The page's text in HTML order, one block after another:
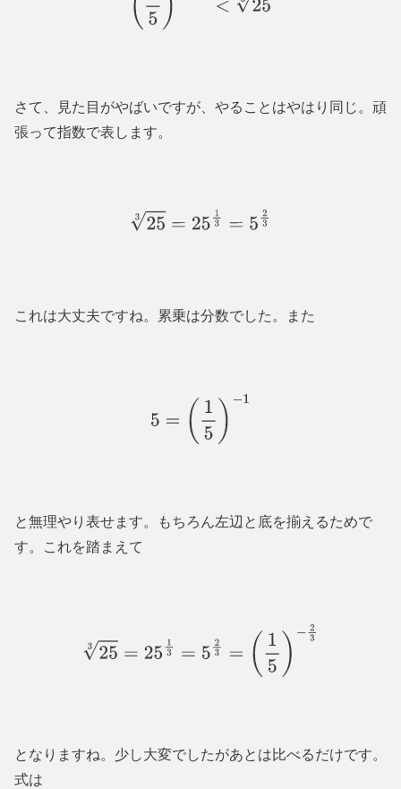
さて、見た目がやばいですが、やることはやはり同じ。頑
張って指数で表します。
253=2513= 52 3
これは大丈夫ですね。累乗は分数でした。また
(1 5) −1
と無理やり表せます。もちろん左辺と底を揃えるためで
す。これを踏まえて
25 1 3 5) −2 3
となりますね。少し大変でしたがあとは比べるだけです。
式は